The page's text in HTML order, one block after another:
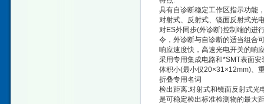
具有自诊断稳定工作区指示功能
对射式、反射式、镜面反射式光
对ES外同步(外诊断)控制端的进
令，外诊断与自诊断的适当组合
响应速度快，高速光电开关的响
采用专用集成电路和*SMT表面
体积小(最小仅20×31×12mm)、
折叠专用名词
检出距离:对射式和镜面反射式光
是可稳定检出标准检测物的最大